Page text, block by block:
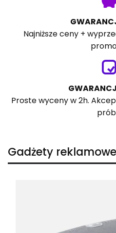
Najniższe ceny +
Proste wyceny w 2h.
Gadżety